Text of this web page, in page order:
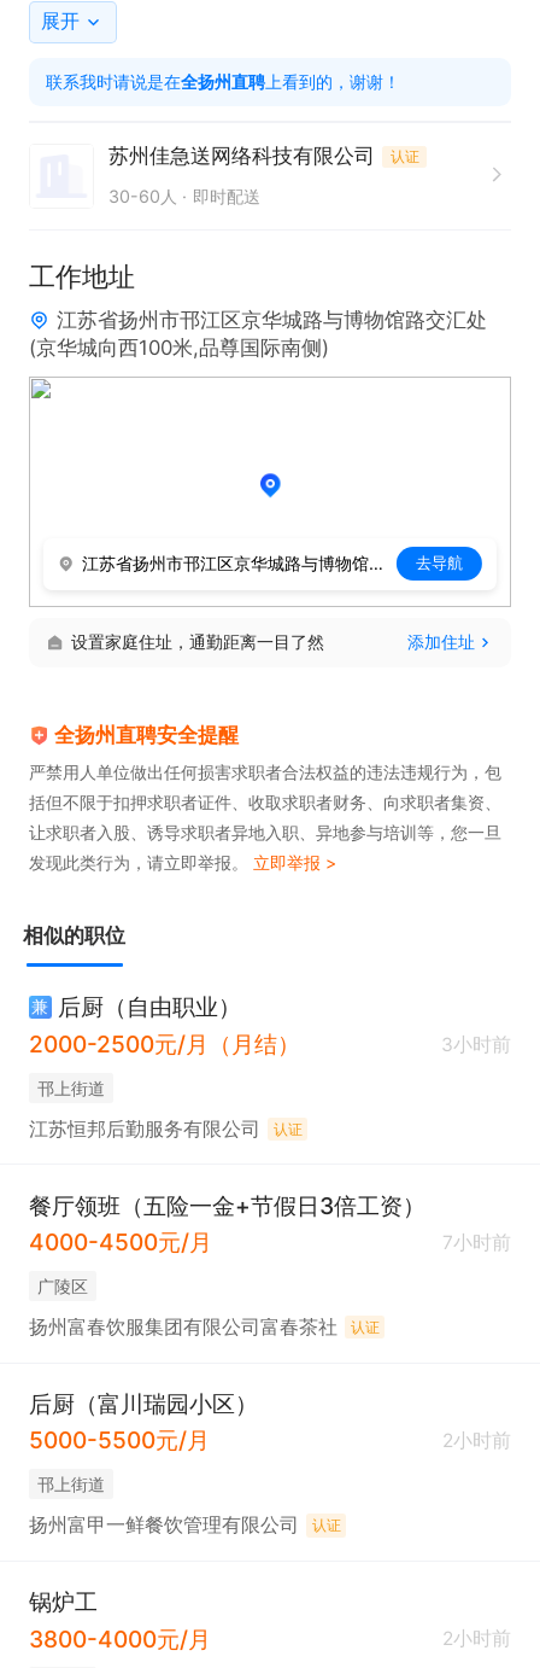
工作时间：
2.工资：底薪+单价5-8元/单，下雨天每单补助1.5-3
右，单量越多单价越高
（冬天有暖冬奖励）+恶劣天气补贴+夜宵奖补贴，综
合工资正常干7000---9000元/月，努力干9000---11
000元/月，使劲干13000以上
展开
联系我时请说是在全扬州直聘 上看到的，谢谢！
苏州佳急送网络科技有限公司 认证
30-60人 即时配送
工作地址
江苏省扬州市邗江区京华城路与博物馆路交汇处
(京华城向西100米,品尊国际南侧)
江苏省扬州市邗江区京华城路与博物馆路交汇处(京华城向西100米,品尊国际南侧) 去导航
设置家庭住址，通勤距离一目了然 添加住址
全扬州直聘安全提醒
严禁用人单位做出任何损害求职者合法权益的违法违规行为，包
括但不限于扣押求职者证件、收取求职者财务、向求职者集资、
让求职者入股、诱导求职者异地入职、异地参与培训等，您一旦
发现此类行为，请立即举报。 立即举报 >
相似的职位
兼 后厨（自由职业）
2000-2500元/月（月结）
3小时前
邗上街道
江苏恒邦后勤服务有限公司 认证
餐厅领班（五险一金+节假日3倍工资）
4000-4500元/月
7小时前
广陵区
扬州富春饮服集团有限公司富春茶社 认证
后厨（富川瑞园小区）
5000-5500元/月
2小时前
邗上街道
扬州富甲一鲜餐饮管理有限公司 认证
锅炉工
3800-4000元/月
2小时前